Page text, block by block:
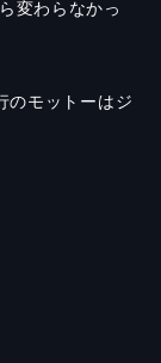
変わらなかっ
のモットーはジ